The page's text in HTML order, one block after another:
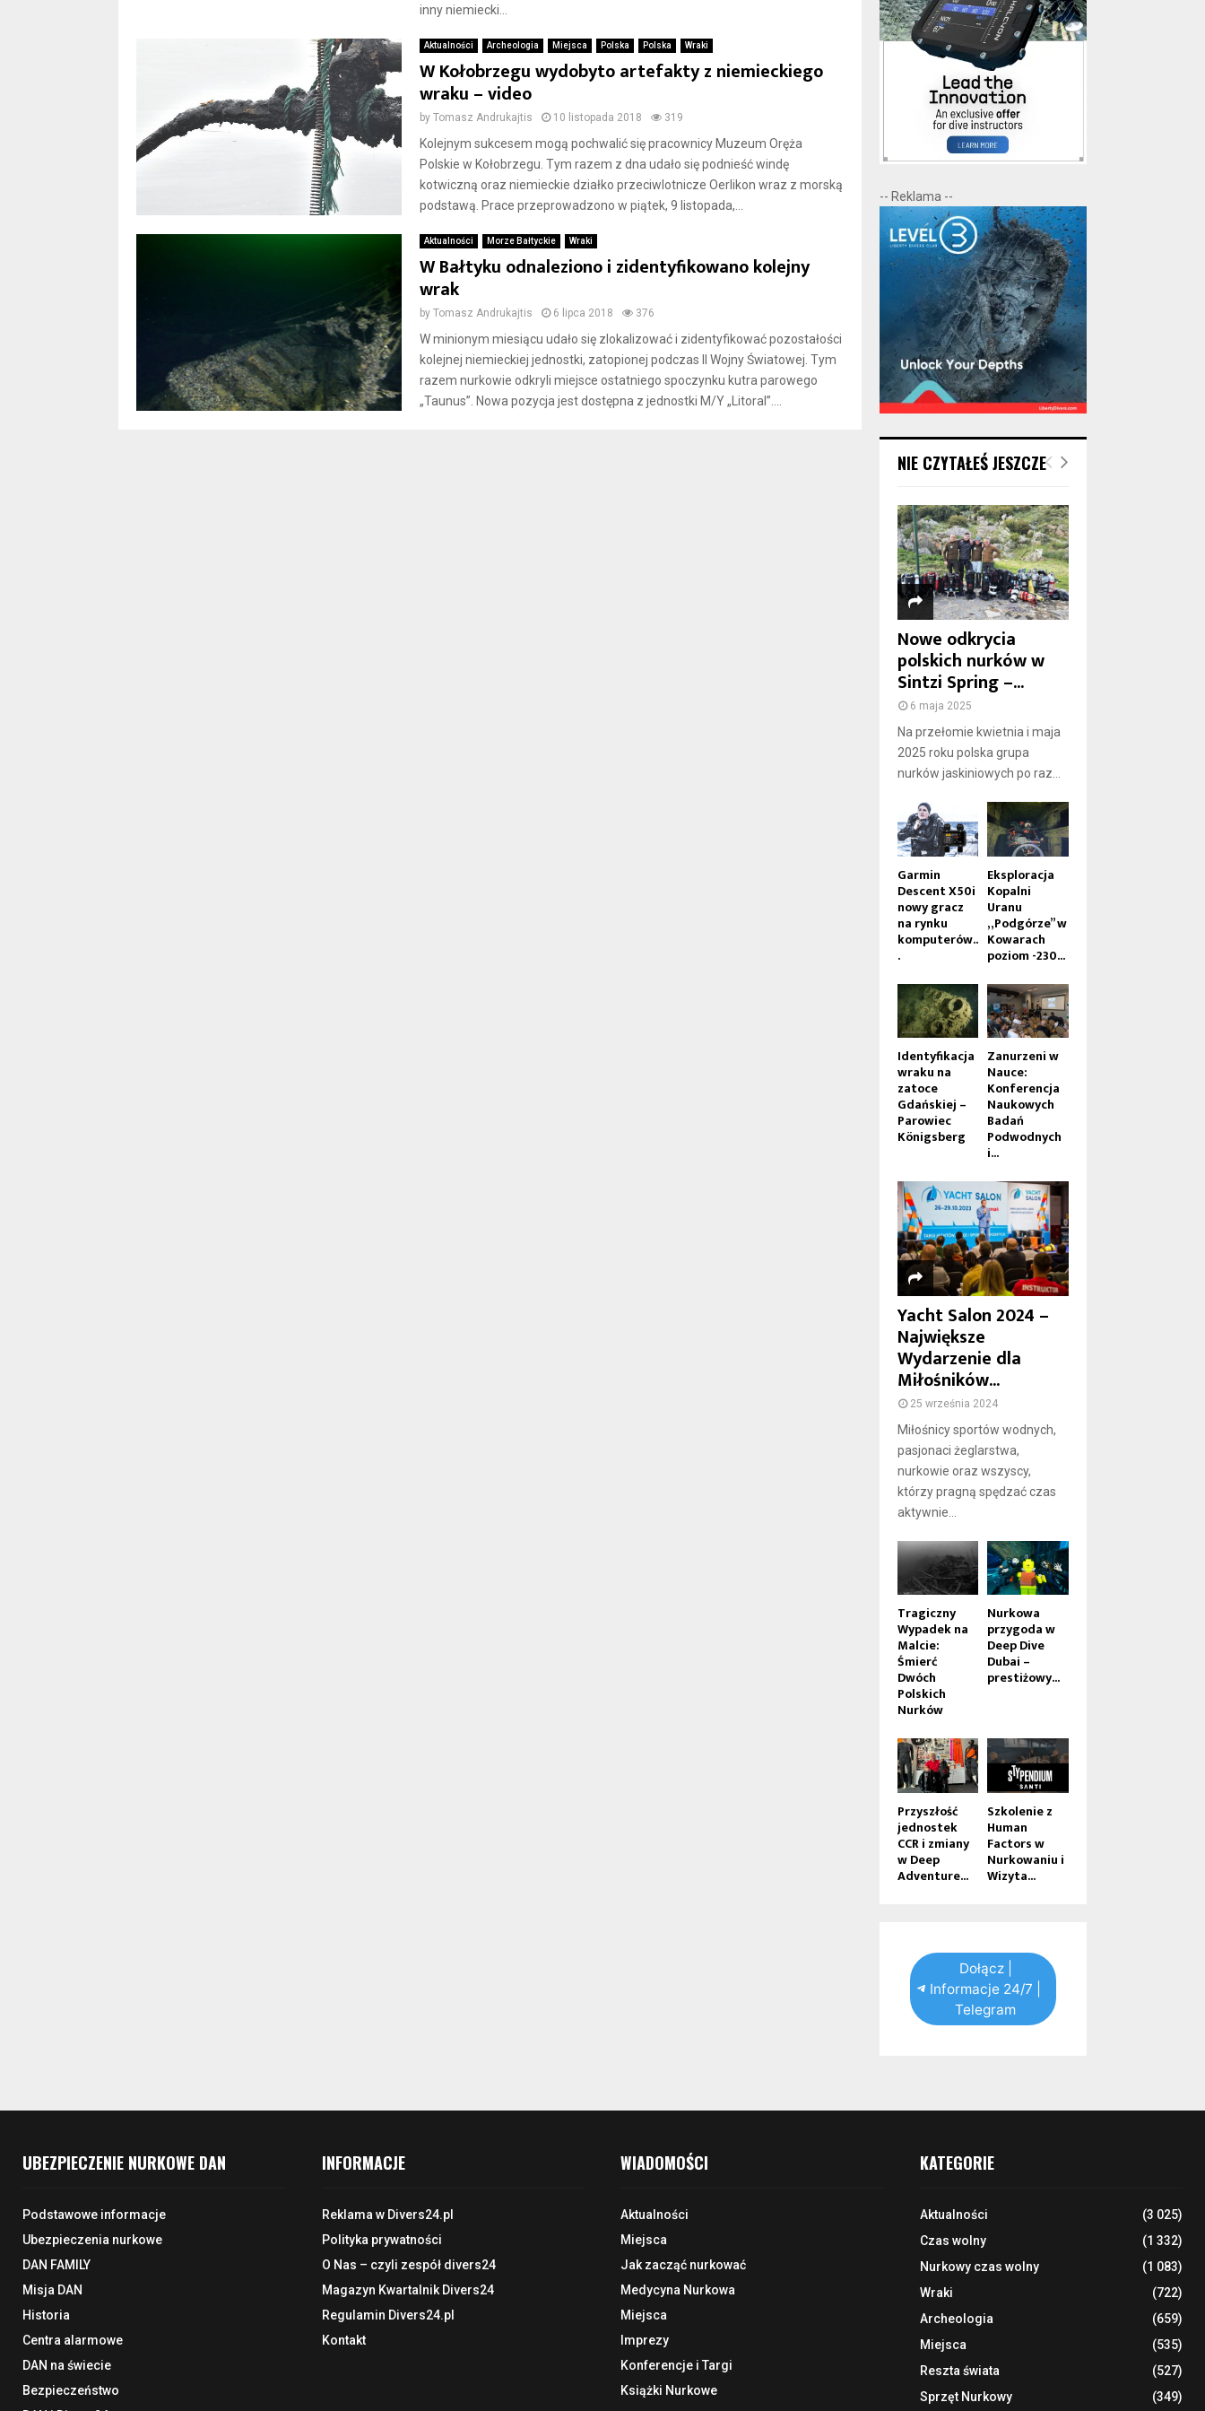
inny niemiecki...
Aktualności Archeologia Miejsca Polska Polska Wraki
W Kołobrzegu wydobyto artefakty z niemieckiego
wraku – video
by Tomasz Andrukajtis 10 listopada 2018 319
Kolejnym sukcesem mogą pochwalić się pracownicy Muzeum Oręża
Polskie w Kołobrzegu. Tym razem z dna udało się podnieść windę
kotwiczną oraz niemieckie działko przeciwlotnicze Oerlikon wraz z morską
podstawą. Prace przeprowadzono w piątek, 9 listopada,...
Aktualności Morze Bałtyckie Wraki
W Bałtyku odnaleziono i zidentyfikowano kolejny
wrak
by Tomasz Andrukajtis 6 lipca 2018 376
W minionym miesiącu udało się zlokalizować i zidentyfikować pozostałości
kolejnej niemieckiej jednostki, zatopionej podczas II Wojny Światowej. Tym
razem nurkowie odkryli miejsce ostatniego spoczynku kutra parowego
„Taunus”. Nowa pozycja jest dostępna z jednostki M/Y „Litoral”....
-- Reklama --
NIE CZYTAŁEŚ JESZCZE
Nowe odkrycia
polskich nurków w
Sintzi Spring –...
6 maja 2025
Na przełomie kwietnia i maja
2025 roku polska grupa
nurków jaskiniowych po raz...
Garmin
Descent X50i
nowy gracz
na rynku
komputerów..
.
Eksploracja
Kopalni
Uranu
„Podgórze” w
Kowarach
poziom -230...
Identyfikacja
wraku na
zatoce
Gdańskiej –
Parowiec
Königsberg
Zanurzeni w
Nauce:
Konferencja
Naukowych
Badań
Podwodnych
i...
Yacht Salon 2024 –
Największe
Wydarzenie dla
Miłośników...
25 września 2024
Miłośnicy sportów wodnych,
pasjonaci żeglarstwa,
nurkowie oraz wszyscy,
którzy pragną spędzać czas
aktywnie...
Tragiczny
Wypadek na
Malcie:
Śmierć
Dwóch
Polskich
Nurków
Nurkowa
przygoda w
Deep Dive
Dubai –
prestiżowy...
Przyszłość
jednostek
CCR i zmiany
w Deep
Adventure...
Szkolenie z
Human
Factors w
Nurkowaniu i
Wizyta...
Dołącz |
Informacje 24/7 |
Telegram
UBEZPIECZENIE NURKOWE DAN
Podstawowe informacje
Ubezpieczenia nurkowe
DAN FAMILY
Misja DAN
Historia
Centra alarmowe
DAN na świecie
Bezpieczeństwo
INFORMACJE
Reklama w Divers24.pl
Polityka prywatności
O Nas – czyli zespół divers24
Magazyn Kwartalnik Divers24
Regulamin Divers24.pl
Kontakt
WIADOMOŚCI
Aktualności
Miejsca
Jak zacząć nurkować
Medycyna Nurkowa
Miejsca
Imprezy
Konferencje i Targi
Książki Nurkowe
KATEGORIE
Aktualności
(3 025)
Czas wolny
(1 332)
Nurkowy czas wolny
(1 083)
Wraki
(722)
Archeologia
(659)
Miejsca
(535)
Reszta świata
(527)
Sprzęt Nurkowy
(349)